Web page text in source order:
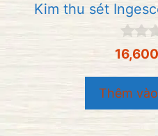
Kim thu sét
0
n
g
o
à
i
Thêm